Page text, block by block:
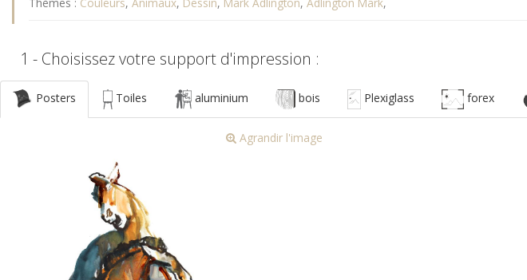
1 - Choisissez votre support d'impression :
Posters Toiles aluminium bois Plexiglass forex
Agrandir l'image